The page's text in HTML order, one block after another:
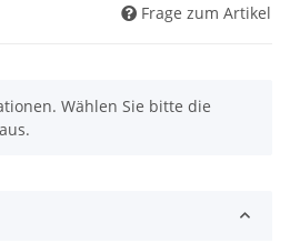
Frage zum Artikel
Wählen Sie bitte die